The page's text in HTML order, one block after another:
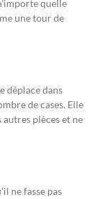
quelle
une tour de
déplace dans
de cases. Elle
pièces et ne
ne fasse pas